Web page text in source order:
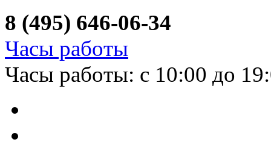
8 (495) 646-06-34
Часы работы
Часы работы: с 10:00 до